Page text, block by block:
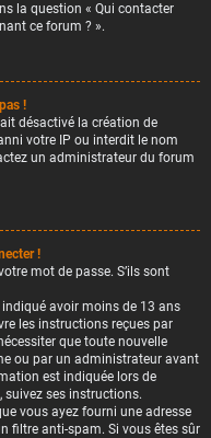
la question « Qui contacter
ce forum ? ».
!
désactivé la création de
votre IP ou interdit le nom
un administrateur du forum
!
mot de passe. S’ils sont
avoir moins de 13 ans
les instructions reçues par
que toute nouvelle
ou par un administrateur avant
est indiquée lors de
suivez ses instructions.
vous ayez fourni une adresse
filtre anti-spam. Si vous êtes sûr